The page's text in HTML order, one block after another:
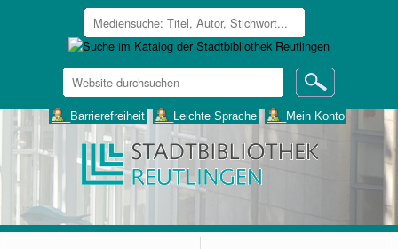
Website
durchsuchen
___Barrierefreiheit ___Leichte Sprache ___Mein Konto